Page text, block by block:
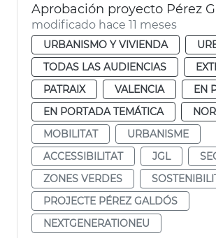
Aprobación proyecto Pérez
modificado hace 11 meses
URBANISMO Y VIVIENDA
TODAS LAS AUDIENCIAS
PATRAIX
VALENCIA
EN
EN PORTADA TEMÁTICA
MOBILITAT
URBANISME
ACCESSIBILITAT
JGL
ZONES VERDES
PROJECTE PÉREZ GALDÓS
NEXTGENERATIONEU